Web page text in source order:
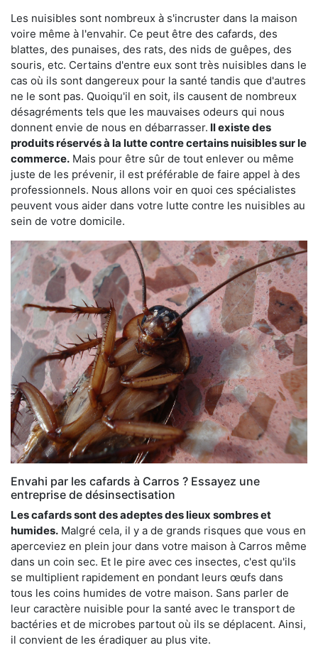
Les nuisibles sont nombreux à s'incruster dans la maison
voire même à l'envahir. Ce peut être des cafards, des
blattes, des punaises, des rats, des nids de guêpes, des
souris, etc. Certains d'entre eux sont très nuisibles dans le
cas où ils sont dangereux pour la santé tandis que d'autres
ne le sont pas. Quoiqu'il en soit, ils causent de nombreux
désagréments tels que les mauvaises odeurs qui nous
donnent envie de nous en débarrasser. Il existe des
produits réservés à la lutte contre certains nuisibles sur le
commerce. Mais pour être sûr de tout enlever ou même
juste de les prévenir, il est préférable de faire appel à des
professionnels. Nous allons voir en quoi ces spécialistes
peuvent vous aider dans votre lutte contre les nuisibles au
sein de votre domicile.
Envahi par les cafards à Carros ? Essayez une
entreprise de désinsectisation
Les cafards sont des adeptes des lieux sombres et
humides. Malgré cela, il y a de grands risques que vous en
aperceviez en plein jour dans votre maison à Carros même
dans un coin sec. Et le pire avec ces insectes, c'est qu'ils
se multiplient rapidement en pondant leurs œufs dans
tous les coins humides de votre maison. Sans parler de
leur caractère nuisible pour la santé avec le transport de
bactéries et de microbes partout où ils se déplacent. Ainsi,
il convient de les éradiquer au plus vite.